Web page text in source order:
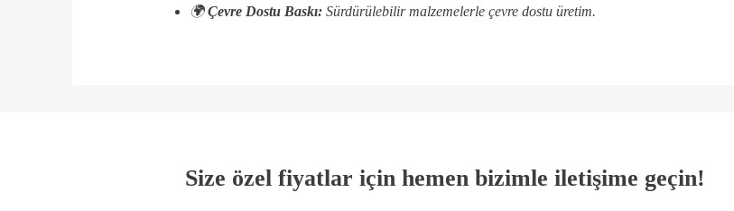
🌍Çevre Dostu Baskı: Sürdürülebilir malzemelerle çevre dostu üretim.
Size özel fiyatlar için hemen bizimle iletişime geçin!